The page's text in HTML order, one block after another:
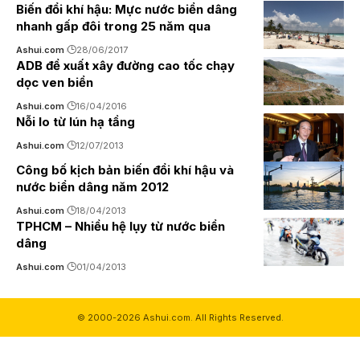
Biến đổi khí hậu: Mực nước biển dâng
nhanh gấp đôi trong 25 năm qua
Ashui.com 28/06/2017
ADB đề xuất xây đường cao tốc chạy
dọc ven biển
Ashui.com 16/04/2016
Nỗi lo từ lún hạ tầng
Ashui.com 12/07/2013
Công bố kịch bản biến đổi khí hậu và
nước biển dâng năm 2012
Ashui.com 18/04/2013
TPHCM – Nhiều hệ lụy từ nước biển
dâng
Ashui.com 01/04/2013
© 2000-2026 Ashui.com. All Rights Reserved.